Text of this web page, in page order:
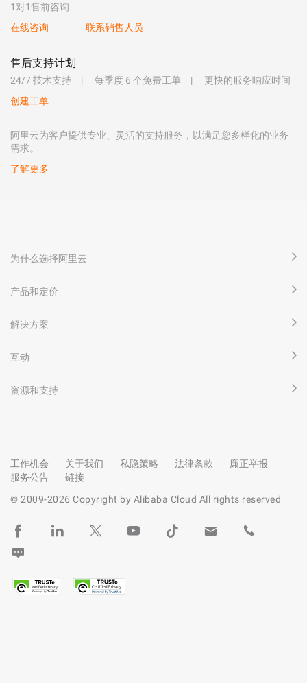
1对1售前咨询
在线咨询
联系销售人员
售后支持计划
24/7 技术支持 每季度 6 个免费工单
更快的服务响应时间
创建工单
阿里云为客户提供专业、灵活的支持服务，以满足您多样化的业务
需求。
了解更多
为什么选择阿里云
产品和定价
解决方案
互动
资源和支持
工作机会 关于我们 私隐策略 法律条款
廉正举报
服务公告
链接
© 2009-2026 Copyright by Alibaba Cloud All rights reserved